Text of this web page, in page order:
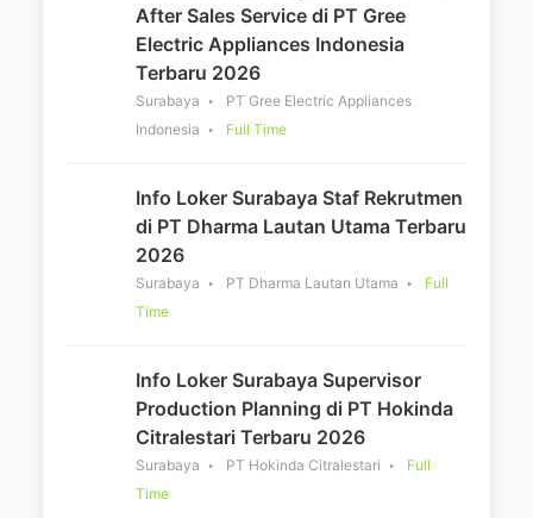
After Sales Service di PT Gree
Electric Appliances Indonesia
Terbaru 2026
Surabaya
PT Gree Electric Appliances
Indonesia
Full Time
Info Loker Surabaya Staf Rekrutmen
di PT Dharma Lautan Utama Terbaru
2026
Surabaya PT Dharma Lautan Utama
Full
Time
Info Loker Surabaya Supervisor
Production Planning di PT Hokinda
Citralestari Terbaru 2026
Surabaya PT Hokinda Citralestari
Full
Time